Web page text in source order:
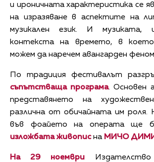
и ироничната характеристика се
на изразяване в аспектите на
музикален език. И
контекста на времето, в което
можем да наречем авангарден
По традиция фестивалът
съпътстваща програма. Основен
представянето на
различна от обичайната им роля.
във фоайето на операта ще
изложбата живописна МИЧО
На 29 ноември